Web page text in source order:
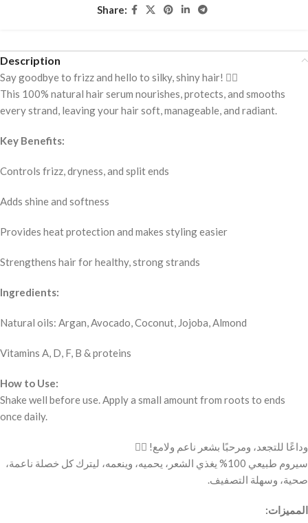
Share:
Description
Say goodbye to frizz and hello to silky, shiny hair! 💁‍♀️
This 100% natural hair serum nourishes, protects, and smooths
every strand, leaving your hair soft, manageable, and radiant.
Key Benefits:
Controls frizz, dryness, and split ends
Adds shine and softness
Provides heat protection and makes styling easier
Strengthens hair for healthy, strong strands
Ingredients:
Natural oils: Argan, Avocado, Coconut, Jojoba, Almond
Vitamins A, D, F, B & proteins
How to Use:
Shake well before use. Apply a small amount from roots to ends
once daily.
وداعًا للتجعد، ومرحبًا بشعر ناعم ولامع! 💁‍♀️
سيروم طبيعي 100% يغذي الشعر، يحميه، وينعمه، ليترك كل خصلة ناعمة،
صحية، وسهلة التصفيف.
المميزات: